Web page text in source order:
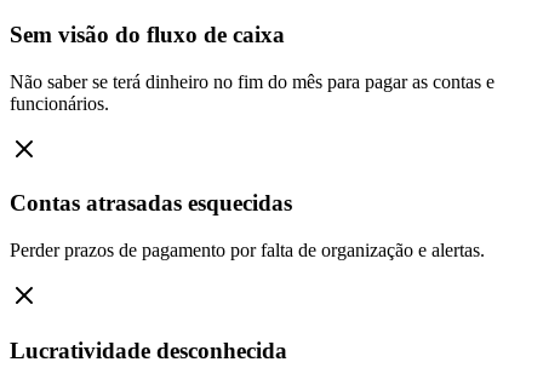
Sem visão do fluxo de caixa
Não saber se terá dinheiro no fim do mês para pagar as contas e
funcionários.
Contas atrasadas esquecidas
Perder prazos de pagamento por falta de organização e alertas.
Lucratividade desconhecida